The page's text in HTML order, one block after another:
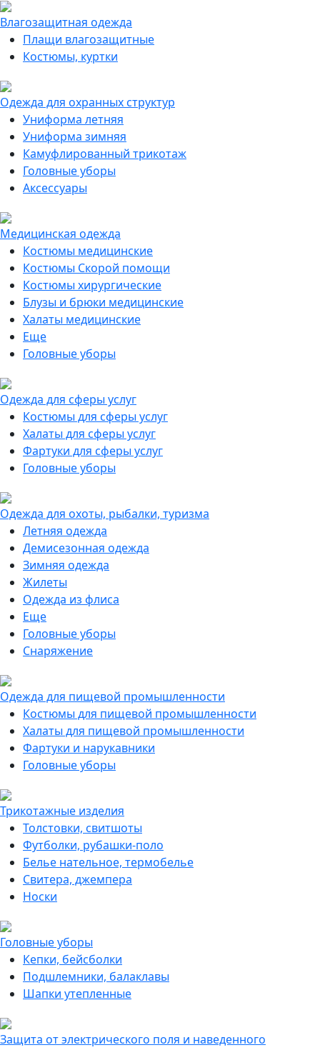
Влагозащитная одежда
Плащи влагозащитные
Костюмы, куртки
Одежда для охранных структур
Униформа летняя
Униформа зимняя
Камуфлированный трикотаж
Головные уборы
Аксессуары
Медицинская одежда
Костюмы медицинские
Костюмы Скорой помощи
Костюмы хирургические
Блузы и брюки медицинские
Халаты медицинские
Еще
Головные уборы
Одежда для сферы услуг
Костюмы для сферы услуг
Халаты для сферы услуг
Фартуки для сферы услуг
Головные уборы
Одежда для охоты, рыбалки, туризма
Летняя одежда
Демисезонная одежда
Зимняя одежда
Жилеты
Одежда из флиса
Еще
Головные уборы
Снаряжение
Одежда для пищевой промышленности
Костюмы для пищевой промышленности
Халаты для пищевой промышленности
Фартуки и нарукавники
Головные уборы
Трикотажные изделия
Толстовки, свитшоты
Футболки, рубашки-поло
Белье нательное, термобелье
Свитера, джемпера
Носки
Головные уборы
Кепки, бейсболки
Подшлемники, балаклавы
Шапки утепленные
Защита от электрического поля и наведенного